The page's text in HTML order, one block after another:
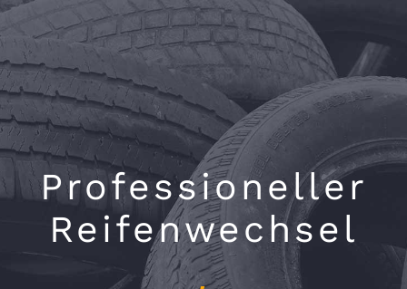
Professioneller
Reifenwechsel